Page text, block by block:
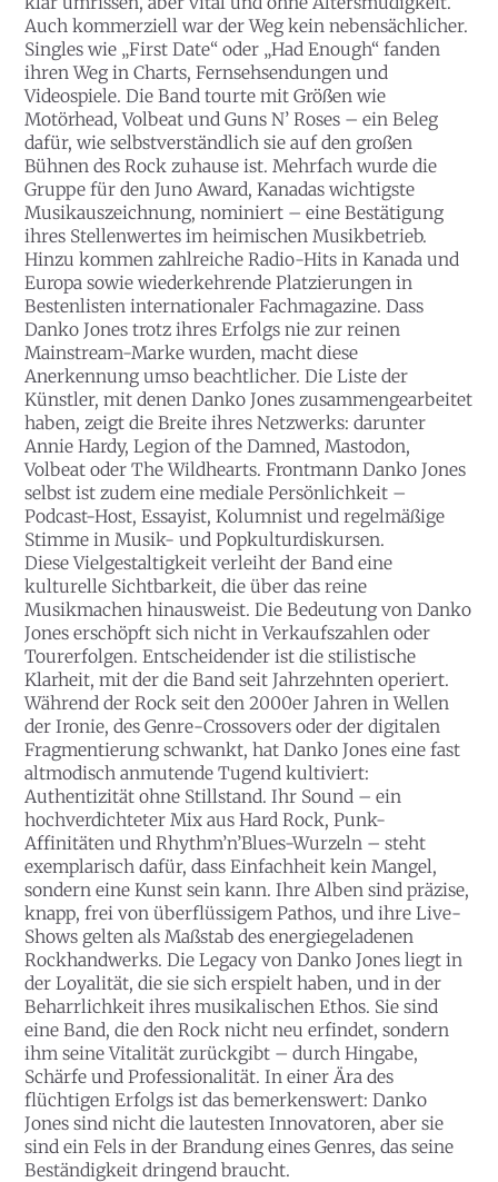
Auch kommerziell war der Weg kein nebensächlicher.
Singles wie „First Date“ oder „Had Enough“ fanden
ihren Weg in Charts, Fernsehsendungen und
Videospiele. Die Band tourte mit Größen wie
Motörhead, Volbeat und Guns N’ Roses – ein Beleg
dafür, wie selbstverständlich sie auf den großen
Bühnen des Rock zuhause ist. Mehrfach wurde die
Gruppe für den Juno Award, Kanadas wichtigste
Musikauszeichnung, nominiert – eine Bestätigung
ihres Stellenwertes im heimischen Musikbetrieb.
Hinzu kommen zahlreiche Radio-Hits in Kanada und
Europa sowie wiederkehrende Platzierungen in
Bestenlisten internationaler Fachmagazine. Dass
Danko Jones trotz ihres Erfolgs nie zur reinen
Mainstream-Marke wurden, macht diese
Anerkennung umso beachtlicher. Die Liste der
Künstler, mit denen Danko Jones zusammengearbeitet
haben, zeigt die Breite ihres Netzwerks: darunter
Annie Hardy, Legion of the Damned, Mastodon,
Volbeat oder The Wildhearts. Frontmann Danko Jones
selbst ist zudem eine mediale Persönlichkeit –
Podcast-Host, Essayist, Kolumnist und regelmäßige
Stimme in Musik- und Popkulturdiskursen.
Diese Vielgestaltigkeit verleiht der Band eine
kulturelle Sichtbarkeit, die über das reine
Musikmachen hinausweist. Die Bedeutung von Danko
Jones erschöpft sich nicht in Verkaufszahlen oder
Tourerfolgen. Entscheidender ist die stilistische
Klarheit, mit der die Band seit Jahrzehnten operiert.
Während der Rock seit den 2000er Jahren in Wellen
der Ironie, des Genre-Crossovers oder der digitalen
Fragmentierung schwankt, hat Danko Jones eine fast
altmodisch anmutende Tugend kultiviert:
Authentizität ohne Stillstand. Ihr Sound – ein
hochverdichteter Mix aus Hard Rock, Punk-
Affinitäten und Rhythm’n’Blues-Wurzeln – steht
exemplarisch dafür, dass Einfachheit kein Mangel,
sondern eine Kunst sein kann. Ihre Alben sind präzise,
knapp, frei von überflüssigem Pathos, und ihre Live-
Shows gelten als Maßstab des energiegeladenen
Rockhandwerks. Die Legacy von Danko Jones liegt in
der Loyalität, die sie sich erspielt haben, und in der
Beharrlichkeit ihres musikalischen Ethos. Sie sind
eine Band, die den Rock nicht neu erfindet, sondern
ihm seine Vitalität zurückgibt – durch Hingabe,
Schärfe und Professionalität. In einer Ära des
flüchtigen Erfolgs ist das bemerkenswert: Danko
Jones sind nicht die lautesten Innovatoren, aber sie
sind ein Fels in der Brandung eines Genres, das seine
Beständigkeit dringend braucht.